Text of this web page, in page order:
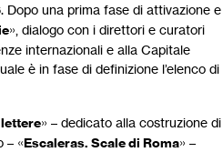
. Dopo una prima fase di attivazione e
», dialogo con i direttori e curatori
internazionali e alla Capitale
è in fase di definizione l’elenco di
» – dedicato alla costruzione di
– «Escaleras. Scale di Roma» –